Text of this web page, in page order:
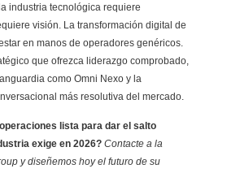
industria tecnológica requiere
visión. La transformación digital de
en manos de operadores genéricos.
que ofrezca liderazgo comprobado,
como Omni Nexo y la
más resolutiva del mercado.
lista para dar el salto
exige en 2026? Contacte a la
y diseñemos hoy el futuro de su